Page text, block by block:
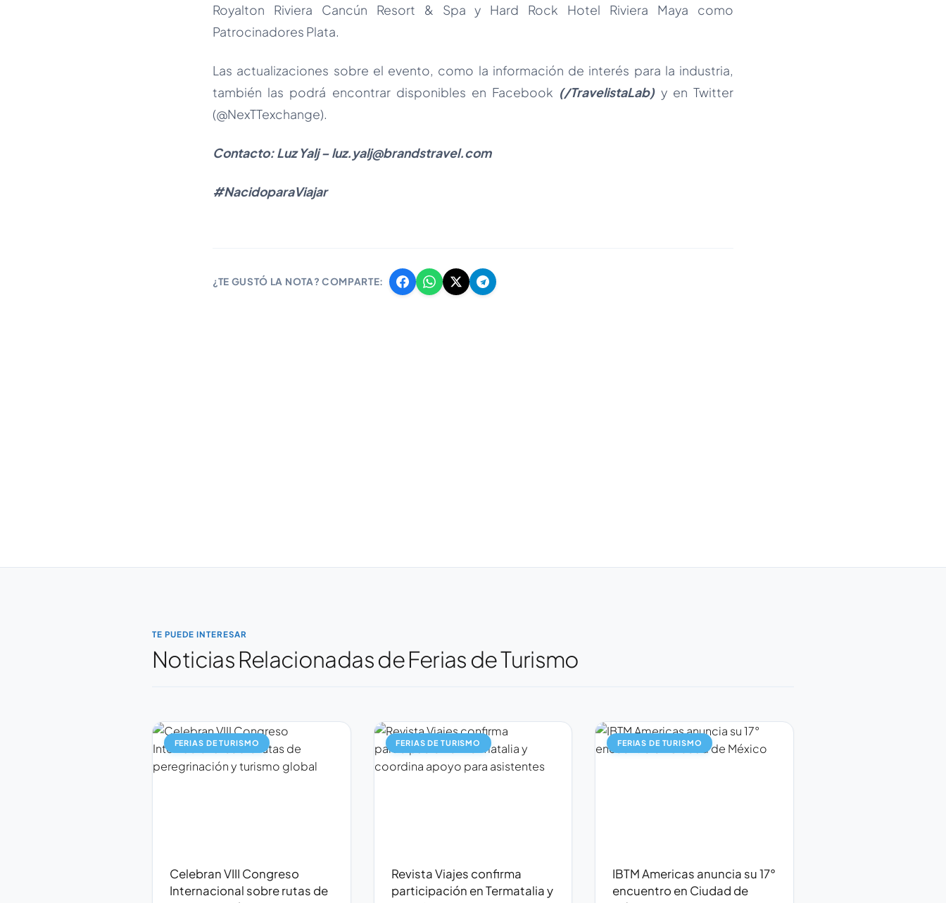
Royalton Riviera Cancún Resort & Spa y Hard Rock Hotel Riviera Maya como
Patrocinadores Plata.
Las actualizaciones sobre el evento, como la información de interés para la industria,
también las podrá encontrar disponibles en Facebook (/TravelistaLab)y en Twitter
(@NexTTexchange).
Contacto: Luz Yalj – luz.yalj@brandstravel.com
#NacidoparaViajar
¿TE GUSTÓ LA NOTA? COMPARTE:
TE PUEDE INTERESAR
Noticias Relacionadas de Ferias de Turismo
FERIAS DE TURISMO
Celebran VIII Congreso
Internacional sobre rutas de
FERIAS DE TURISMO
Revista Viajes confirma
participación en Termatalia y
FERIAS DE TURISMO
IBTM Americas anuncia su 17°
encuentro en Ciudad de